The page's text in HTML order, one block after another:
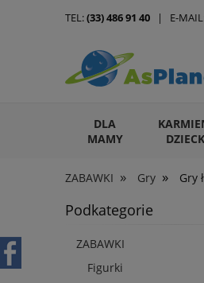
DLA
MAMY
ARTYKUŁY DLA
ZABAWKI » Gry » Gry
TEL:(33) 486 91 40 | E-
Podkategorie
ZABAWKI
Figurki